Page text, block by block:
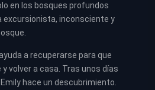
en los bosques profundos
excursionista, inconsciente y
a recuperarse para que
volver a casa. Tras unos días
hace un descubrimiento.